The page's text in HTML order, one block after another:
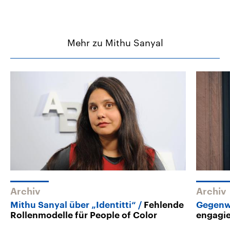
Mehr zu Mithu Sanyal
Archiv
Mithu Sanyal über „Identitti“
Fehlende
Rollenmodelle für People of Color
Archiv